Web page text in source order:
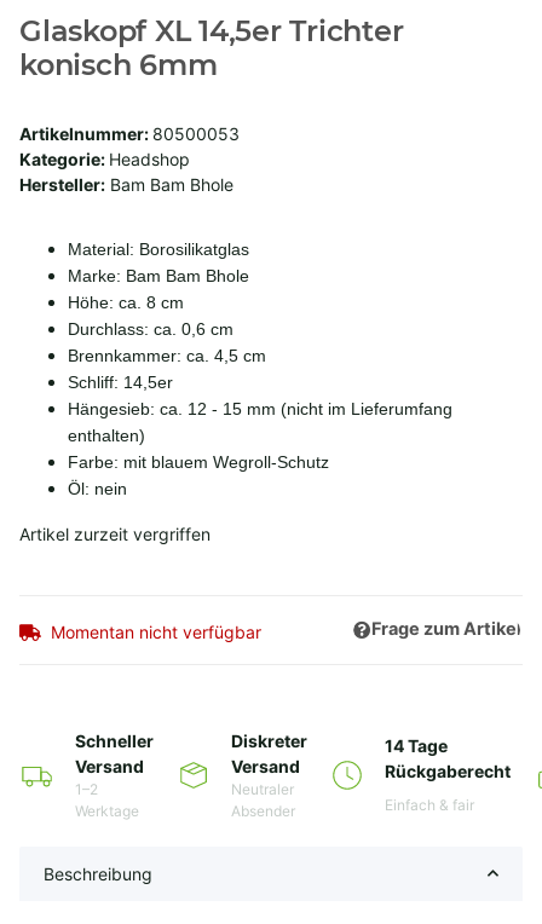
Glaskopf XL 14,5er Trichter
konisch 6mm
Artikelnummer: 80500053
Kategorie: Headshop
Hersteller: Bam Bam Bhole
Material: Borosilikatglas
Marke: Bam Bam Bhole
Höhe: ca. 8 cm
Durchlass: ca. 0,6 cm
Brennkammer: ca. 4,5 cm
Schliff: 14,5er
Hängesieb: ca. 12 - 15 mm (nicht im Lieferumfang
enthalten)
Farbe: mit blauem Wegroll-Schutz
Öl: nein
Artikel zurzeit vergriffen
Momentan nicht verfügbar Frage zum Artikel
Schneller
Versand
1–2
Werktage
Diskreter
Versand
Neutraler
Absender
14 Tage
Rückgaberecht
Einfach & fair
Beschreibung